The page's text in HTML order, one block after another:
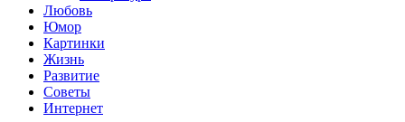
Любовь
Юмор
Картинки
Жизнь
Развитие
Советы
Интернет